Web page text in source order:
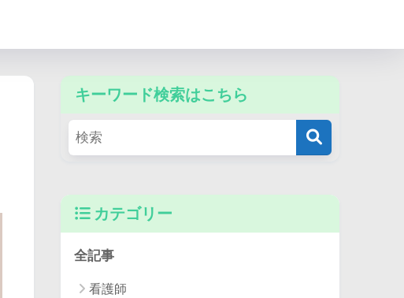
キーワード検索はこちら
カテゴリー
全記事
看護師